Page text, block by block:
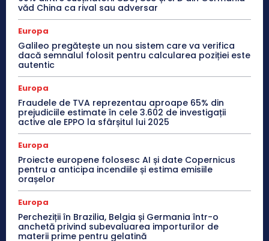
văd China ca rival sau adversar
Europa
Galileo pregătește un nou sistem care va verifica
dacă semnalul folosit pentru calcularea poziției este
autentic
Europa
Fraudele de TVA reprezentau aproape 65% din
prejudiciile estimate în cele 3.602 de investigații
active ale EPPO la sfârșitul lui 2025
Europa
Proiecte europene folosesc AI și date Copernicus
pentru a anticipa incendiile și estima emisiile
orașelor
Europa
Percheziții în Brazilia, Belgia și Germania într-o
anchetă privind subevaluarea importurilor de
materii prime pentru gelatină